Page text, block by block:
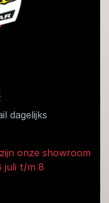
dagelijks
onze showroom
juli t/m 8